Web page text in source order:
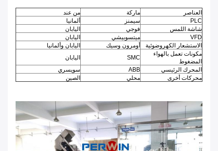
العناصر ماركة
من عند
PLC
سيمنز
ألمانيا
شاشة اللمس
فوجي
اليابان
VFD
ميتسوبيشي
اليابان
الاستشعار الكهروضوئية
أومرون وسيك
اليابان وألمانيا
مكونات تعمل بالهواء
المضغوط
SMC
اليابان
المحرك الرئيسي
ABB
سويسري
محركات أخرى
محلي الصين